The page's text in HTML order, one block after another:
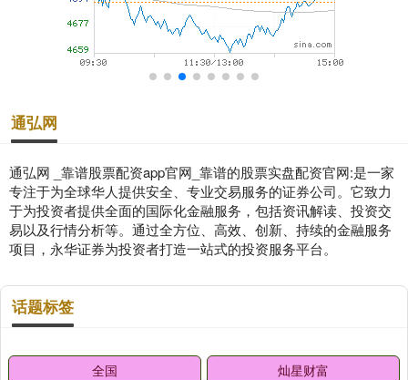
通弘网
通弘网 _靠谱股票配资app官网_靠谱的股票实盘配资官网:是一家
专注于为全球华人提供安全、专业交易服务的证券公司。它致力
于为投资者提供全面的国际化金融服务，包括资讯解读、投资交
易以及行情分析等。通过全方位、高效、创新、持续的金融服务
项目，永华证券为投资者打造一站式的投资服务平台。
话题标签
全国 灿星财富